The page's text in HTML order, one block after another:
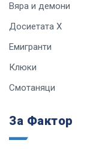
Вяра и демони
Досиетата Х
Емигранти
Клюки
Смотаняци
За Фактор